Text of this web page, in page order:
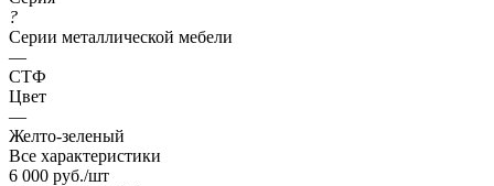
?
Серии металлической мебели
—
СТФ
Цвет
—
Желто-зеленый
Все характеристики
6 000 руб./шт